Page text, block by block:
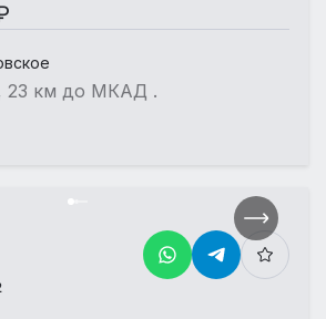
23 км до МКАД .